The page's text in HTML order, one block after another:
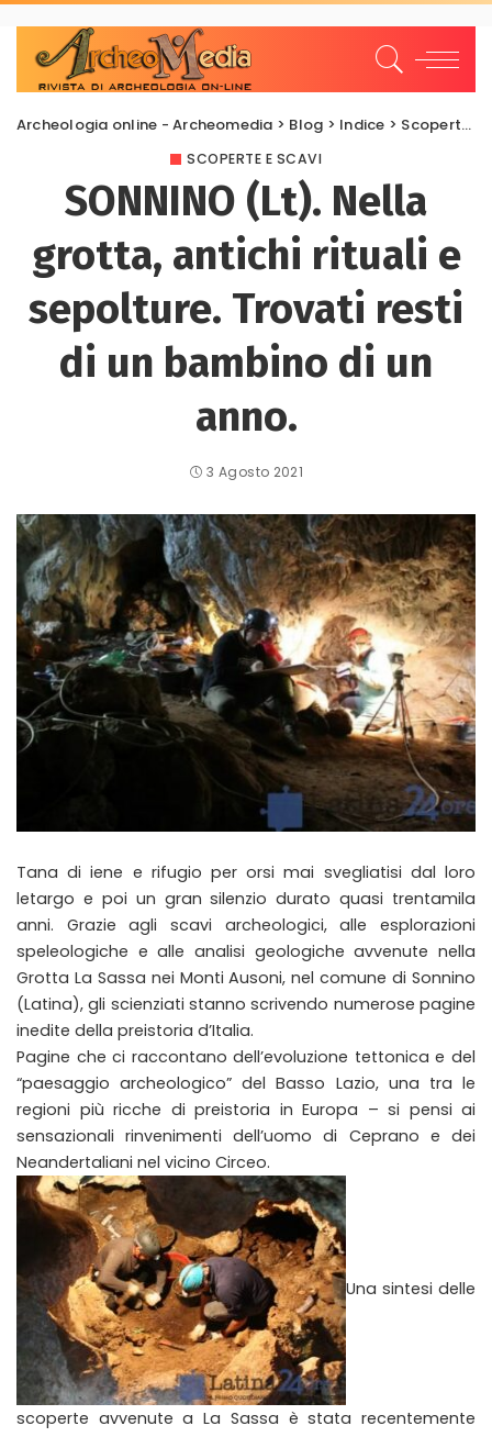
Archeologia online - Archeomedia > Blog > Indice > Scoperte e scavi
SCOPERTE E SCAVI
SONNINO (Lt). Nella
grotta, antichi rituali e
sepolture. Trovati resti
di un bambino di un
anno.
3 Agosto 2021
Tana di iene e rifugio per orsi mai svegliatisi dal loro
letargo e poi un gran silenzio durato quasi trentamila
anni. Grazie agli scavi archeologici, alle esplorazioni
speleologiche e alle analisi geologiche avvenute nella
Grotta La Sassa nei Monti Ausoni, nel comune di Sonnino
(Latina), gli scienziati stanno scrivendo numerose pagine
inedite della preistoria d’Italia.
Pagine che ci raccontano dell’evoluzione tettonica e del
“paesaggio archeologico” del Basso Lazio, una tra le
regioni più ricche di preistoria in Europa – si pensi ai
sensazionali rinvenimenti dell’uomo di Ceprano e dei
Neandertaliani nel vicino Circeo.
Una sintesi delle
scoperte avvenute a La Sassa è stata recentemente